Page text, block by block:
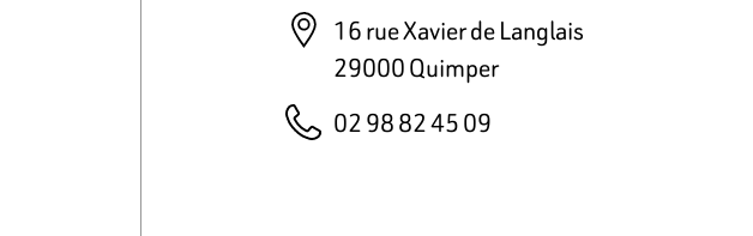
16 rue Xavier de Langlais
29000 Quimper
02 98 82 45 09